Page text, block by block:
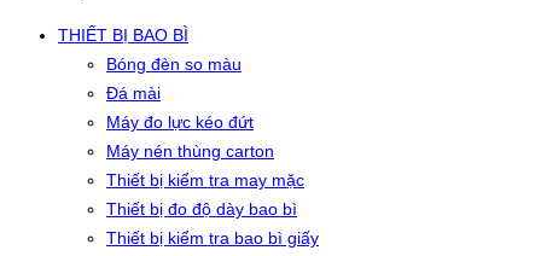
THIẾT BỊ BAO BÌ
Bóng đèn so màu
Đá mài
Máy đo lực kéo đứt
Máy nén thùng carton
Thiết bị kiểm tra may mặc
Thiết bị đo độ dày bao bì
Thiết bị kiểm tra bao bì giấy